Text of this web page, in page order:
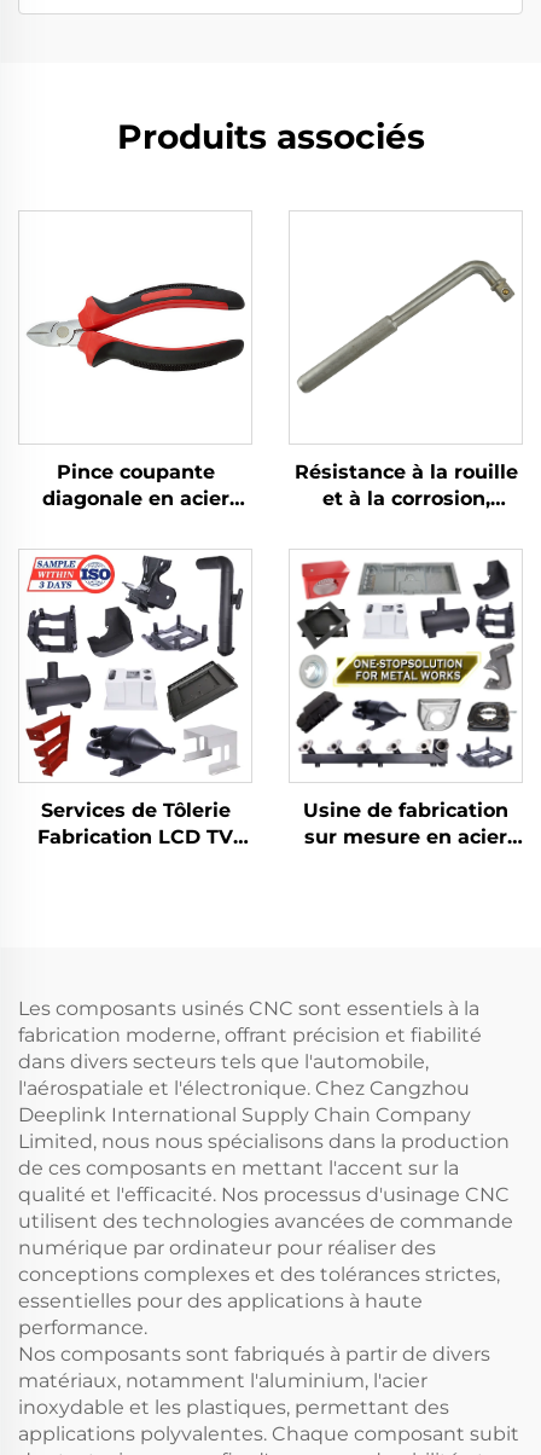
Produits associés
Pince coupante
diagonale en acier
multifonctionnelle à
faible magnétisme,
outil manuel
Résistance à la rouille
et à la corrosion,
en acier inoxydable
304, faible intensité
magnétique, poignée
déportée
Services de Tôlerie
Fabrication LCD TV
Usine de fabrication
sur mesure en acier
Les composants usinés CNC sont essentiels à la
fabrication moderne, offrant précision et fiabilité
dans divers secteurs tels que l'automobile,
l'aérospatiale et l'électronique. Chez Cangzhou
Deeplink International Supply Chain Company
Limited, nous nous spécialisons dans la production
de ces composants en mettant l'accent sur la
qualité et l'efficacité. Nos processus d'usinage CNC
utilisent des technologies avancées de commande
numérique par ordinateur pour réaliser des
conceptions complexes et des tolérances strictes,
essentielles pour des applications à haute
performance.
Nos composants sont fabriqués à partir de divers
matériaux, notamment l'aluminium, l'acier
inoxydable et les plastiques, permettant des
applications polyvalentes. Chaque composant subit